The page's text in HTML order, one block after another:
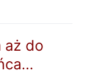
aż do